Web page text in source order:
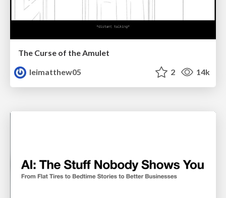
The Curse of the Amulet
leimatthew05
2 14k